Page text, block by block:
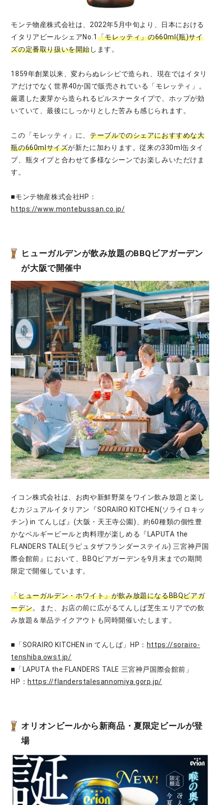
モンテ物産株式会社は、2022年5月中旬より、日本における
イタリアビールシェアNo.1 「モレッティ」の660ml(瓶)サイ
ズの定番取り扱いを開始します。
1859年創業以来、変わらぬレシピで造られ、現在ではイタリ
アだけでなく世界40か国で販売されている「モレッティ」。
厳選した麦芽から造られるピルスナータイプで、ホップが効
いていて、最後にしっかりとした苦みも感じられます。
この「モレッティ」に、 テーブルでのシェアにおすすめな大
瓶の660mlサイズが新たに加わります。従来の330ml缶タイ
プ、瓶タイプと合わせて多様なシーンでお楽しみいただけま
す。
■モンテ物産株式会社HP：
https://www.montebussan.co.jp/
ヒューガルデンが飲み放題のBBQビアガーデン
が大阪で開催中
イコン株式会社は、お肉や新鮮野菜をワイン飲み放題と楽し
むカジュアルイタリアン『SORAIRO KITCHEN(ソライロキッ
チン) in てんしば』(大阪・天王寺公園)、約60種類の個性豊
かなベルギービールと肉料理が楽しめる『LAPUTA the
FLANDERS TALE(ラピュタザフランダーステイル) 三宮神戸国
際会館前』において、BBQビアガーデンを9月末までの期間
限定で開催しています。
「ヒューガルデン・ホワイト」が飲み放題になるBBQビアガ
ーデン。また、お店の前に広がるてんしば芝生エリアでの飲
み放題＆単品テイクアウトも同時開催いたします。
■「SORAIRO KITCHEN in てんしば」HP： https://sorairo-
tenshiba.owst.jp/
■「LAPUTA the FLANDERS TALE 三宮神戸国際会館前」
HP： https://flanderstalesannomiya.gorp.jp/
オリオンビールから新商品・夏限定ビールが登
場